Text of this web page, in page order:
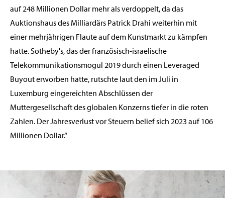
auf 248 Millionen Dollar mehr als verdoppelt, da das
Auktionshaus des Milliardärs Patrick Drahi weiterhin mit
einer mehrjährigen Flaute auf dem Kunstmarkt zu kämpfen
hatte. Sotheby's, das der französisch-israelische
Telekommunikationsmogul 2019 durch einen Leveraged
Buyout erworben hatte, rutschte laut den im Juli in
Luxemburg eingereichten Abschlüssen der
Muttergesellschaft des globalen Konzerns tiefer in die roten
Zahlen. Der Jahresverlust vor Steuern belief sich 2023 auf 106
Millionen Dollar.“